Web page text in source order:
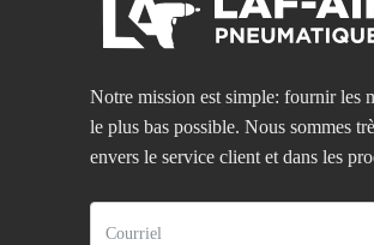
Notre mission est simple: fournir les
le plus bas possible. Nous sommes
envers le service client et dans les